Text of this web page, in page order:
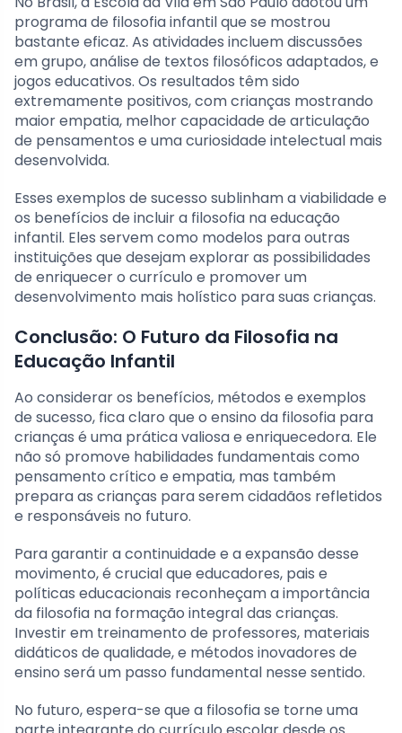
programa de filosofia infantil que se mostrou
bastante eficaz. As atividades incluem discussões
em grupo, análise de textos filosóficos adaptados, e
jogos educativos. Os resultados têm sido
extremamente positivos, com crianças mostrando
maior empatia, melhor capacidade de articulação
de pensamentos e uma curiosidade intelectual mais
desenvolvida.
Esses exemplos de sucesso sublinham a viabilidade e
os benefícios de incluir a filosofia na educação
infantil. Eles servem como modelos para outras
instituições que desejam explorar as possibilidades
de enriquecer o currículo e promover um
desenvolvimento mais holístico para suas crianças.
Conclusão: O Futuro da Filosofia na
Educação Infantil
Ao considerar os benefícios, métodos e exemplos
de sucesso, fica claro que o ensino da filosofia para
crianças é uma prática valiosa e enriquecedora. Ele
não só promove habilidades fundamentais como
pensamento crítico e empatia, mas também
prepara as crianças para serem cidadãos refletidos
e responsáveis no futuro.
Para garantir a continuidade e a expansão desse
movimento, é crucial que educadores, pais e
políticas educacionais reconheçam a importância
da filosofia na formação integral das crianças.
Investir em treinamento de professores, materiais
didáticos de qualidade, e métodos inovadores de
ensino será um passo fundamental nesse sentido.
No futuro, espera-se que a filosofia se torne uma